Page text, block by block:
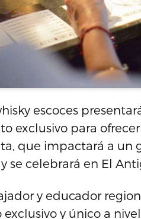
escoces
exclusivo para
que impactará a un
se celebrará en El
y educador
y único a